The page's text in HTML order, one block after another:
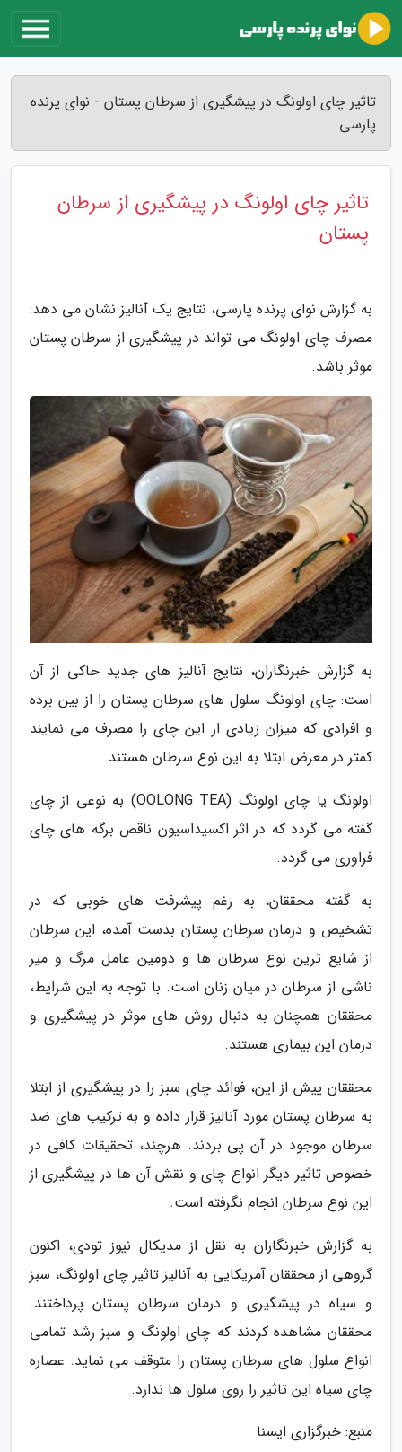
تاثیر چای اولونگ در پیشگیری از سرطان پستان - نوای پرنده
پارسی
تاثیر چای اولونگ در پیشگیری از سرطان
پستان
به گزارش نوای پرنده پارسی، نتایج یک آنالیز نشان می دهد:
مصرف چای اولونگ می تواند در پیشگیری از سرطان پستان
موثر باشد.
به گزارش خبرنگاران، نتایج آنالیز های جدید حاکی از آن
است: چای اولونگ سلول های سرطان پستان را از بین برده
و افرادی که میزان زیادی از این چای را مصرف می نمایند
کمتر در معرض ابتلا به این نوع سرطان هستند.
اولونگ یا چای اولونگ (OOLONG TEA) به نوعی از چای
گفته می گردد که در اثر اکسیداسیون ناقص برگه های چای
فراوری می گردد.
به گفته محققان، به رغم پیشرفت های خوبی که در
تشخیص و درمان سرطان پستان بدست آمده، این سرطان
از شایع ترین نوع سرطان ها و دومین عامل مرگ و میر
ناشی از سرطان در میان زنان است. با توجه به این شرایط،
محققان همچنان به دنبال روش های موثر در پیشگیری و
درمان این بیماری هستند.
محققان پیش از این، فوائد چای سبز را در پیشگیری از ابتلا
به سرطان پستان مورد آنالیز قرار داده و به ترکیب های ضد
سرطان موجود در آن پی بردند. هرچند، تحقیقات کافی در
خصوص تاثیر دیگر انواع چای و نقش آن ها در پیشگیری از
این نوع سرطان انجام نگرفته است.
به گزارش خبرنگاران به نقل از مدیکال نیوز تودی، اکنون
گروهی از محققان آمریکایی به آنالیز تاثیر چای اولونگ، سبز
و سیاه در پیشگیری و درمان سرطان پستان پرداختند.
محققان مشاهده کردند که چای اولونگ و سبز رشد تمامی
انواع سلول های سرطان پستان را متوقف می نماید. عصاره
چای سیاه این تاثیر را روی سلول ها ندارد.
منبع: خبرگزاری ایسنا